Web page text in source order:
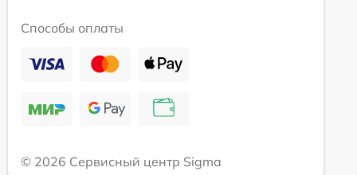
Способы оплаты
© 2026 Сервисный центр Sigma